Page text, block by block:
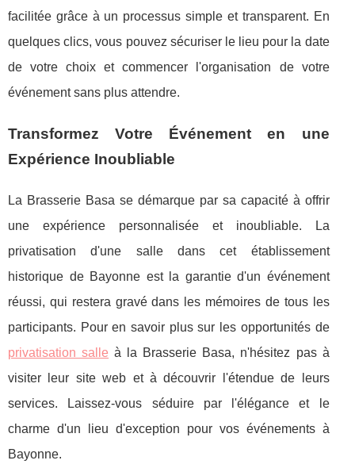
facilitée grâce à un processus simple et transparent. En
quelques clics, vous pouvez sécuriser le lieu pour la date
de votre choix et commencer l'organisation de votre
événement sans plus attendre.
Transformez Votre Événement en une
Expérience Inoubliable
La Brasserie Basa se démarque par sa capacité à offrir
une expérience personnalisée et inoubliable. La
privatisation d'une salle dans cet établissement
historique de Bayonne est la garantie d'un événement
réussi, qui restera gravé dans les mémoires de tous les
participants. Pour en savoir plus sur les opportunités de
privatisation salle à la Brasserie Basa, n'hésitez pas à
visiter leur site web et à découvrir l'étendue de leurs
services. Laissez-vous séduire par l'élégance et le
charme d'un lieu d'exception pour vos événements à
Bayonne.